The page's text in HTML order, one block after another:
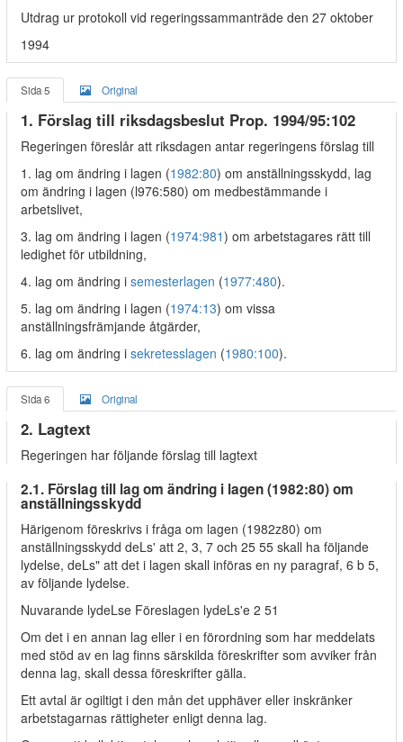
Utdrag ur protokoll vid regeringssammanträde den 27 oktober
1994
Sida 5 Original
1. Förslag till riksdagsbeslut Prop. 1994/95:102
Regeringen föreslår att riksdagen antar regeringens förslag till
1. lag om ändring i lagen (1982:80) om anställningsskydd, lag
om ändring i lagen (l976:580) om medbestämmande i
arbetslivet,
3. lag om ändring i lagen (1974:981) om arbetstagares rätt till
ledighet för utbildning,
4. lag om ändring i semesterlagen (1977:480).
5. lag om ändring i lagen (1974:13) om vissa
anställningsfrämjande åtgärder,
6. lag om ändring i sekretesslagen (1980:100).
Sida 6 Original
2. Lagtext
Regeringen har följande förslag till lagtext
2.1. Förslag till lag om ändring i lagen (1982:80) om
anställningsskydd
Härigenom föreskrivs i fråga om lagen (1982z80) om
anställningsskydd deLs' att 2, 3, 7 och 25 55 skall ha följande
lydelse, deLs" att det i lagen skall införas en ny paragraf, 6 b 5,
av följande lydelse.
Nuvarande lydeLse Föreslagen lydeLs'e 2 51
Om det i en annan lag eller i en förordning som har meddelats
med stöd av en lag finns särskilda föreskrifter som avviker från
denna lag, skall dessa föreskrifter gälla.
Ett avtal är ogiltigt i den mån det upphäver eller inskränker
arbetstagarnas rättigheter enligt denna lag.